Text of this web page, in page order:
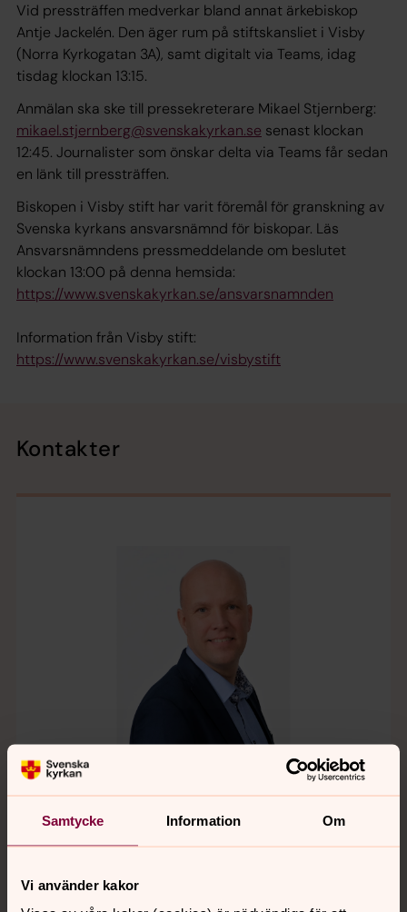
Samtycke Information Om
Vi använder kakor
Vid pressträffen medverkar bland annat ärkebiskop
Antje Jackelén. Den äger rum på stiftskansliet i Visby
(Norra Kyrkogatan 3A), samt digitalt via Teams, idag
tisdag klockan 13:15.
Anmälan ska ske till pressekreterare Mikael Stjernberg:
mikael.stjernberg@svenskakyrkan.se senast klockan
12:45. Journalister som önskar delta via Teams får sedan
en länk till pressträffen.
Biskopen i Visby stift har varit föremål för granskning av
Svenska kyrkans ansvarsnämnd för biskopar. Läs
Ansvarsnämndens pressmeddelande om beslutet
klockan 13:00 på denna hemsida:
https://www.svenskakyrkan.se/ansvarsnamnden
Information från Visby stift:
https://www.svenskakyrkan.se/visbystift
Kontakter
Mikael Stjernberg
Pressekreterare för ärkebiskopen
E-post:mikael.stjernberg@svenskakyrkan.se